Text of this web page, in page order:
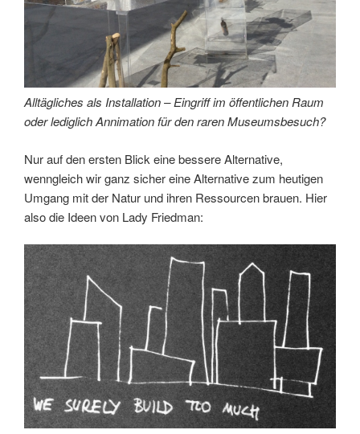
Alltägliches als Installation – Eingriff im öffentlichen Raum
oder lediglich Annimation für den raren Museumsbesuch?
Nur auf den ersten Blick eine bessere Alternative,
wenngleich wir ganz sicher eine Alternative zum heutigen
Umgang mit der Natur und ihren Ressourcen brauen. Hier
also die Ideen von Lady Friedman: